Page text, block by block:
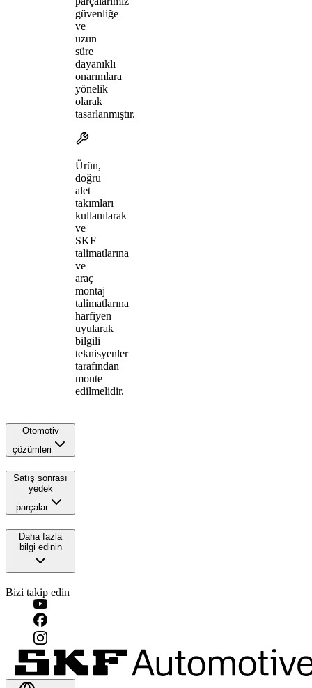
güvenliğe
ve
uzun
süre
dayanıklı
onarımlara
yönelik
olarak
tasarlanmıştır.
Ürün,
doğru
alet
takımları
kullanılarak
ve
SKF
talimatlarına
ve
araç
montaj
talimatlarına
harfiyen
uyularak
bilgili
teknisyenler
tarafından
monte
edilmelidir.
Otomotiv
çözümleri
Satış sonrası
yedek
parçalar
Daha fazla
bilgi edinin
Bizi takip edin